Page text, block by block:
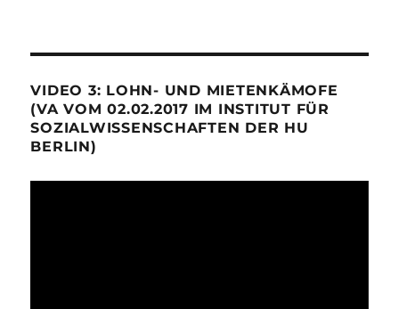
VIDEO 3: LOHN- UND MIETENKÄMOFE
(VA VOM 02.02.2017 IM INSTITUT FÜR
SOZIALWISSENSCHAFTEN DER HU
BERLIN)